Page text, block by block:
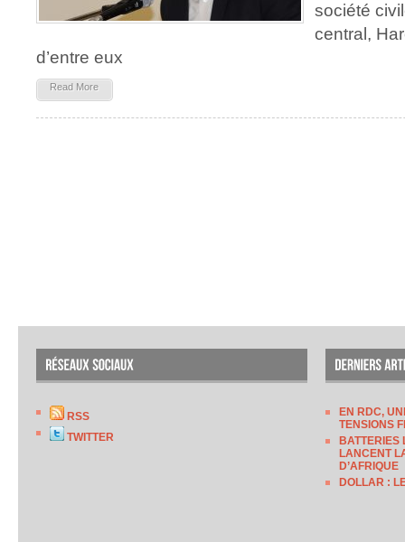
société
central,
d’entre eux
Read More
RSS
TWITTER
EN RDC,
TENSIONS
BATTERIES
LANCENT
D’AFRIQUE
DOLLAR :